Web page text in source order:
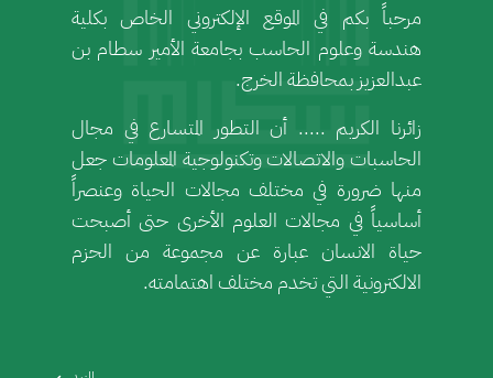
مرحباً بكم في الموقع الإلكتروني الخاص بكلية
هندسة وعلوم الحاسب بجامعة الأمير سطام بن
عبدالعزيز بمحافظة الخرج.
زائرنا الكريم ..... أن التطور المتسارع في مجال
الحاسبات والاتصالات وتكنولوجية المعلومات جعل
منها ضرورة في مختلف مجالات الحياة وعنصراً
أساسياً في مجالات العلوم الأخرى حتى أصبحت
حياة الانسان عبارة عن مجموعة من الحزم
الالكترونية التي تخدم مختلف اهتمامته.